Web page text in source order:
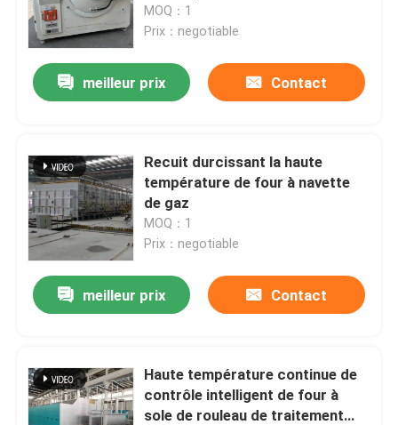
de recuit sous vide
MOQ：1
Prix：negotiable
meilleur prix Contact
Recuit durcissant la haute
température de four à navette
de gaz
MOQ：1
Prix：negotiable
meilleur prix Contact
Haute température continue de
contrôle intelligent de four à
sole de rouleau de traitement